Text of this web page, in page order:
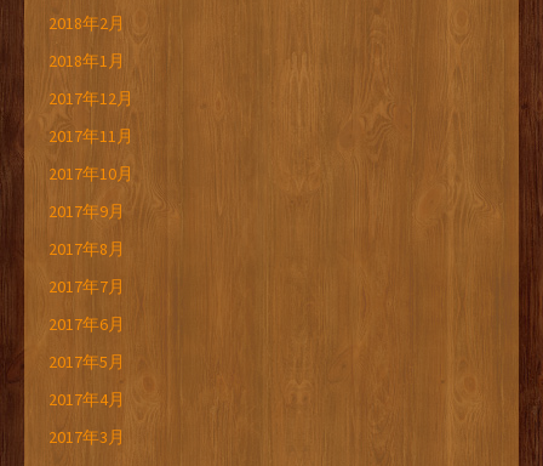
2018年2月
2018年1月
2017年12月
2017年11月
2017年10月
2017年9月
2017年8月
2017年7月
2017年6月
2017年5月
2017年4月
2017年3月